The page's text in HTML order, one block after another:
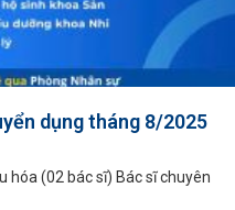
dụng tháng 8/2025
hóa (02 bác sĩ) Bác sĩ chuyên